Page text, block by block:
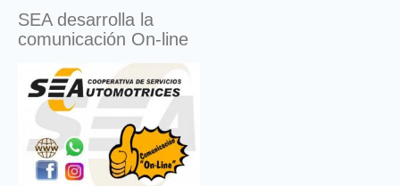
SEA desarrolla la
comunicación On-line